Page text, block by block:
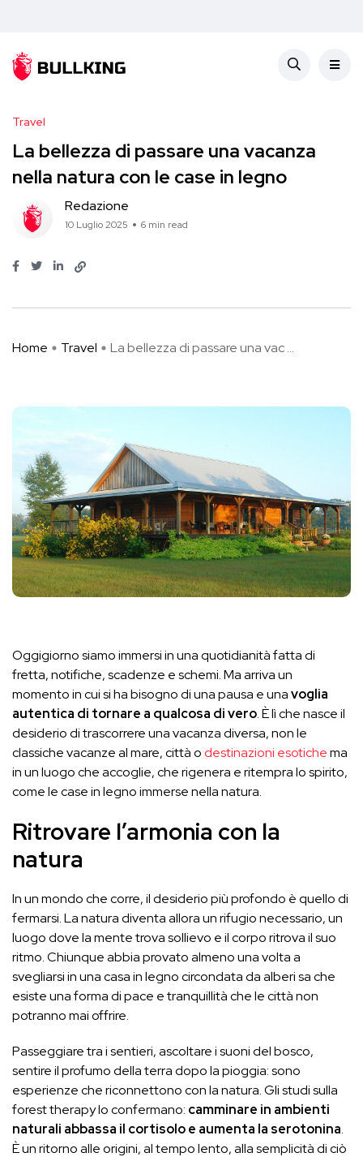
Travel
La bellezza di passare una vacanza
nella natura con le case in legno
Redazione
10 Luglio 2025 6 min read
Home Travel La bellezza di passare una vac ...
Oggigiorno siamo immersi in una quotidianità fatta di
fretta, notifiche, scadenze e schemi. Ma arriva un
momento in cui si ha bisogno di una pausa e unavoglia
autentica di tornare a qualcosa di vero. È lì che nasce il
desiderio di trascorrere una vacanza diversa, non le
classiche vacanze al mare, città o destinazioni esotichema
in un luogo che accoglie, che rigenera e ritempra lo spirito,
come le case in legno immerse nella natura.
Ritrovare l’armonia con la
natura
In un mondo che corre, il desiderio più profondo è quello di
fermarsi. La natura diventa allora un rifugio necessario, un
luogo dove la mente trova sollievo e il corpo ritrova il suo
ritmo. Chiunque abbia provato almeno una volta a
svegliarsi in una casa in legno circondata da alberi sa che
esiste una forma di pace e tranquillità che le città non
potranno mai offrire.
Passeggiare tra i sentieri, ascoltare i suoni del bosco,
sentire il profumo della terra dopo la pioggia: sono
esperienze che riconnettono con la natura. Gli studi sulla
forest therapy lo confermano: camminare in ambienti
naturali abbassa il cortisolo e aumenta la serotonina.
È un ritorno alle origini, al tempo lento, alla semplicità di ciò